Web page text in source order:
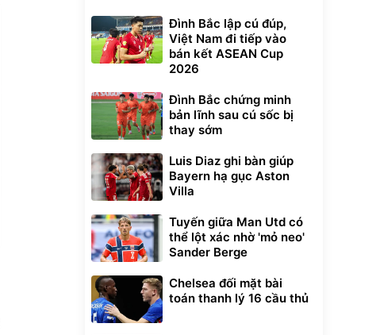
Đình Bắc lập cú đúp,
Việt Nam đi tiếp vào
bán kết ASEAN Cup
2026
Đình Bắc chứng minh
bản lĩnh sau cú sốc bị
thay sớm
Luis Diaz ghi bàn giúp
Bayern hạ gục Aston
Villa
Tuyến giữa Man Utd có
thể lột xác nhờ 'mỏ neo'
Sander Berge
Chelsea đối mặt bài
toán thanh lý 16 cầu thủ